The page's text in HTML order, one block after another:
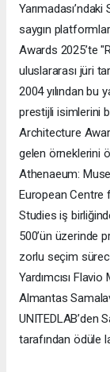
saygın
Awards 2025’te
uluslararası jüri
2004 yılından bu
prestijli isimlerini
Architecture
gelen örneklerini
Athenaeum:
European Centre
Studies iş
500’ün üzerinde
zorlu seçim
Yardımcısı
Almantas
UNITEDLAB’den
tarafından ödüle